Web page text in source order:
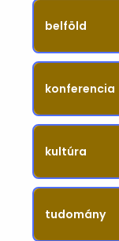
belföld
konferencia
kultúra
tudomány